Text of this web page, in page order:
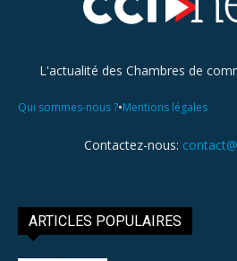
L'actualité des Chambres de
Qui sommes-nous ?•Mentions légales
Contactez-nous:
ARTICLES POPULAIRES